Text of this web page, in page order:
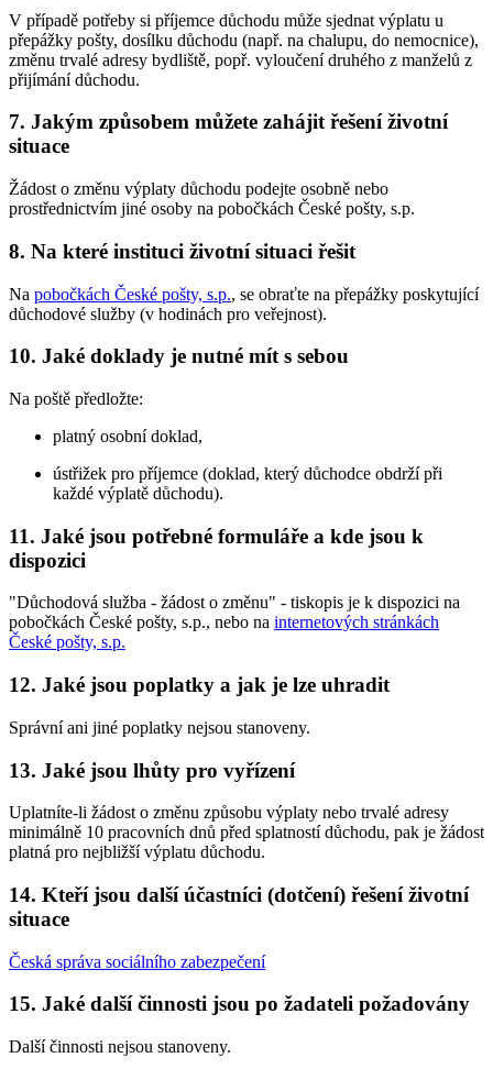
V případě potřeby si příjemce důchodu může sjednat výplatu u
přepážky pošty, dosílku důchodu (např. na chalupu, do nemocnice),
změnu trvalé adresy bydliště, popř. vyloučení druhého z manželů z
přijímání důchodu.
7. Jakým způsobem můžete zahájit řešení životní
situace
Žádost o změnu výplaty důchodu podejte osobně nebo
prostřednictvím jiné osoby na pobočkách České pošty, s.p.
8. Na které instituci životní situaci řešit
Na pobočkách České pošty, s.p., se obraťte na přepážky poskytující
důchodové služby (v hodinách pro veřejnost).
10. Jaké doklady je nutné mít s sebou
Na poště předložte:
platný osobní doklad,
ústřižek pro příjemce (doklad, který důchodce obdrží při
každé výplatě důchodu).
11. Jaké jsou potřebné formuláře a kde jsou k
dispozici
"Důchodová služba - žádost o změnu" - tiskopis je k dispozici na
pobočkách České pošty, s.p., nebo na internetových stránkách
České pošty, s.p.
12. Jaké jsou poplatky a jak je lze uhradit
Správní ani jiné poplatky nejsou stanoveny.
13. Jaké jsou lhůty pro vyřízení
Uplatníte-li žádost o změnu způsobu výplaty nebo trvalé adresy
minimálně 10 pracovních dnů před splatností důchodu, pak je žádost
platná pro nejbližší výplatu důchodu.
14. Kteří jsou další účastníci (dotčení) řešení životní
situace
Česká správa sociálního zabezpečení
15. Jaké další činnosti jsou po žadateli požadovány
Další činnosti nejsou stanoveny.